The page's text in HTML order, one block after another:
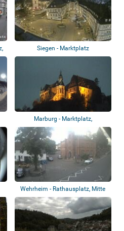
Siegen - Marktplatz
Marburg - Marktplatz,
Landgrafenschloss
Wehrheim - Rathausplatz, Mitte